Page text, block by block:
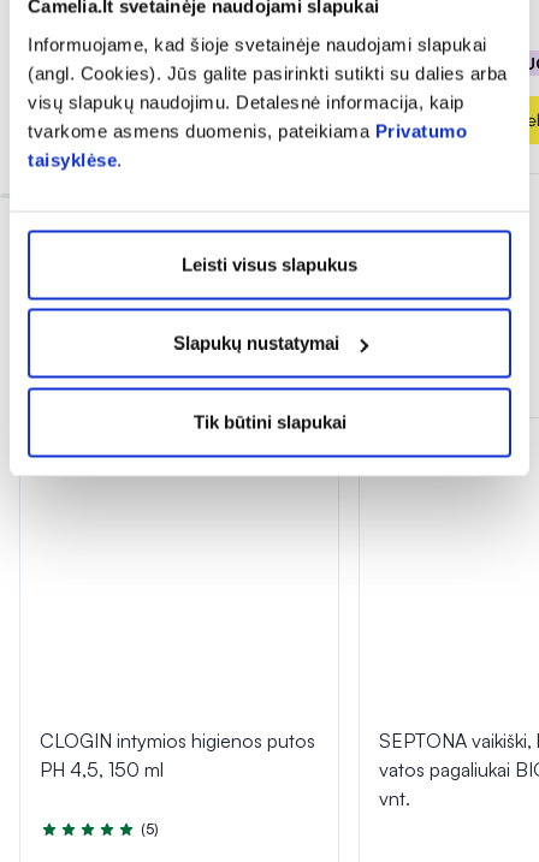
Camelia.lt svetainėje naudojami slapukai
Informuojame, kad šioje svetainėje naudojami slapukai
(angl. Cookies). Jūs galite pasirinkti sutikti su dalies arba
visų slapukų naudojimu. Detalesnė informacija, kaip
tvarkome asmens duomenis, pateikiama Privatumo
taisyklėse.
Leisti visus slapukus
Slapukų nustatymai
Tik būtini slapukai
5,99 € 9,99 €
% PAPILDOMA NUOLAIDA
Į krepšelį
% PAPILDOMA
Į
Dažnai perkama kartu
CLOGIN intymios higienos putos
PH 4,5, 150 ml
Įvertinimas 5.0 iš 5
(5)
SEPTONA
vatos pagaliukai
vnt.